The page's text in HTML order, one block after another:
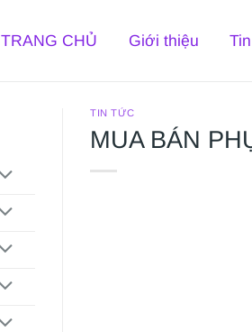
TRANG CHỦ Giới thiệu
TIN TỨC
MUA BÁN